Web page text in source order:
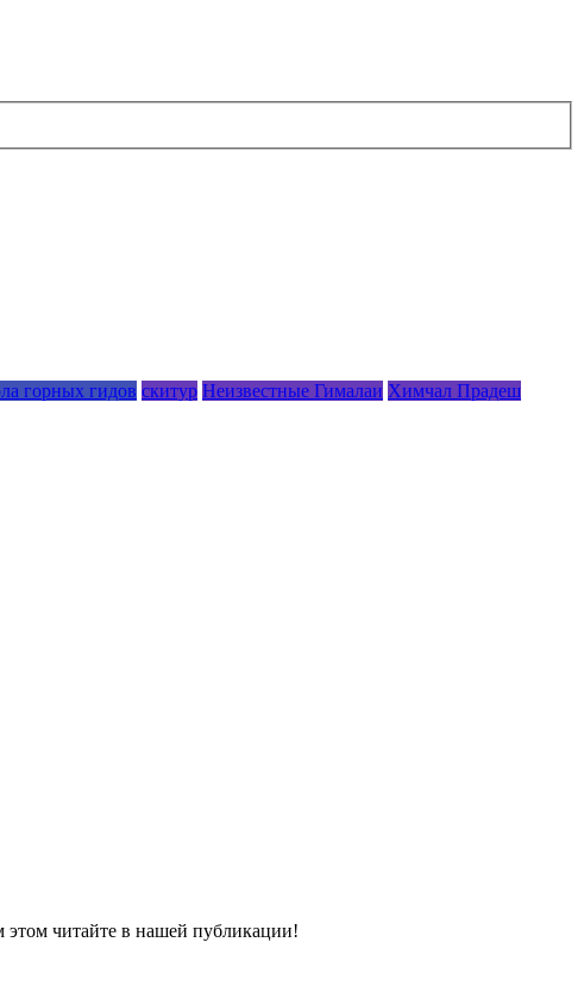
горных гидов скитур Неизвестные Гималаи Химчал Прадеш
этом читайте в нашей публикации!